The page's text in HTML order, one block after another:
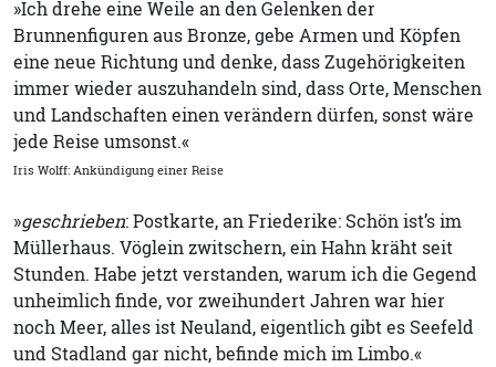
»Ich drehe eine Weile an den Gelenken der
Brunnenfiguren aus Bronze, gebe Armen und Köpfen
eine neue Richtung und denke, dass Zugehörigkeiten
immer wieder auszuhandeln sind, dass Orte, Menschen
und Landschaften einen verändern dürfen, sonst wäre
jede Reise umsonst.«
Iris Wolff: Ankündigung einer Reise
»geschrieben: Postkarte, an Friederike: Schön ist’s im
Müllerhaus. Vöglein zwitschern, ein Hahn kräht seit
Stunden. Habe jetzt verstanden, warum ich die Gegend
unheimlich finde, vor zweihundert Jahren war hier
noch Meer, alles ist Neuland, eigentlich gibt es Seefeld
und Stadland gar nicht, befinde mich im Limbo.«